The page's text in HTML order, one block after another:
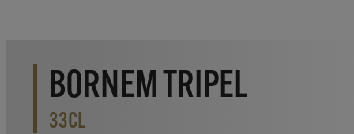
BORNEM TRIPEL
33CL